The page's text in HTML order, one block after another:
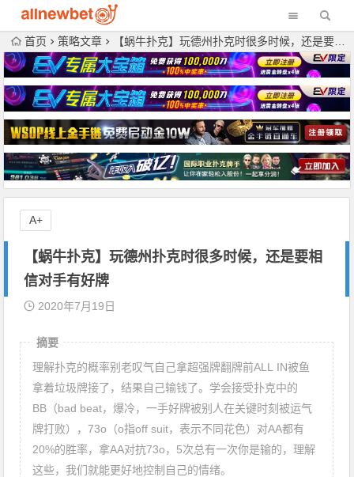
首页 策略文章 【蜗牛扑克】玩德州扑克时很多时候，还是要相信对手有好牌
【蜗牛扑克】玩德州扑克时很多时候，还是要相
信对手有好牌
2020年7月19日
摘要
理解扑克的概率别老叹气自己拿超强牌翻牌前ALL IN被鱼
拿着垃圾牌接了，结果自己输钱了。学会接受扑克中的
BB（bad beat，爆冷，一手好牌被别人在关键时刻被运气
牌打败），73o（o指off suit，表示不同花色）对AA都有
20%的胜率，拿AA对抗73o，5次总有一次你是输的，理解
这些，我们就能更好地控制自己的情绪。
A+